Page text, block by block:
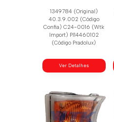
1349784 (Original)
40.3.9.002 (Código
Confia) C24-0016 (Wtk
Import) Pl14460102
(Código Pradolux)
Ver Detalhes